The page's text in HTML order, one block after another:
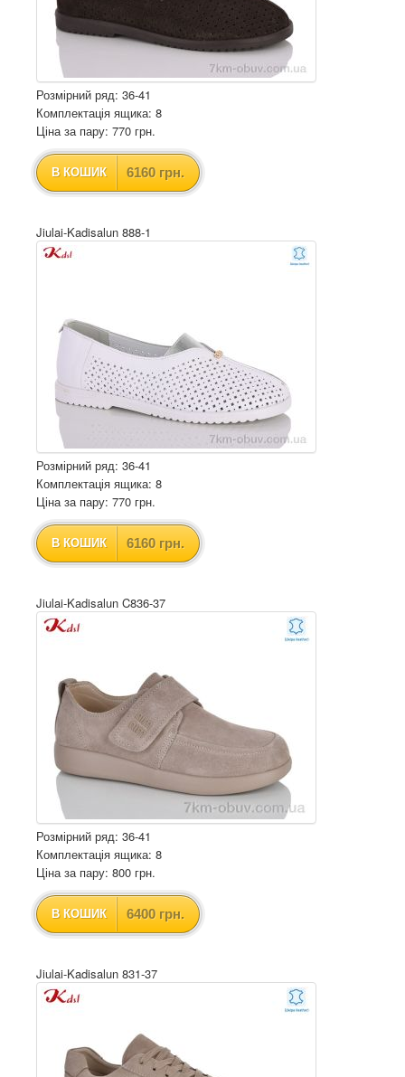
Розмірний ряд: 36-41
Комплектація ящика: 8
Ціна за пару: 770 грн.
В КОШИК 6160 грн.
Jiulai-Kadisalun 888-1
Розмірний ряд: 36-41
Комплектація ящика: 8
Ціна за пару: 770 грн.
В КОШИК 6160 грн.
Jiulai-Kadisalun C836-37
Розмірний ряд: 36-41
Комплектація ящика: 8
Ціна за пару: 800 грн.
В КОШИК 6400 грн.
Jiulai-Kadisalun 831-37